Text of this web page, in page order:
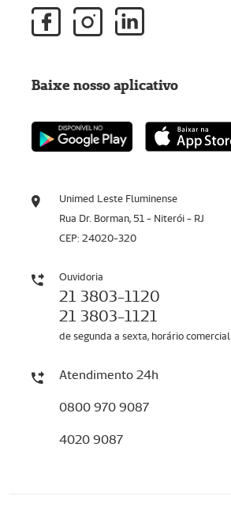
Unimed Leste Fluminense
Rua Dr. Borman, 51 - Niterói - RJ
CEP: 24020-320
Ouvidoria
21 3803-1120
21 3803-1121
de segunda a sexta, horário comercial
Atendimento 24h
0800 970 9087
4020 9087
Baixe nosso aplicativo